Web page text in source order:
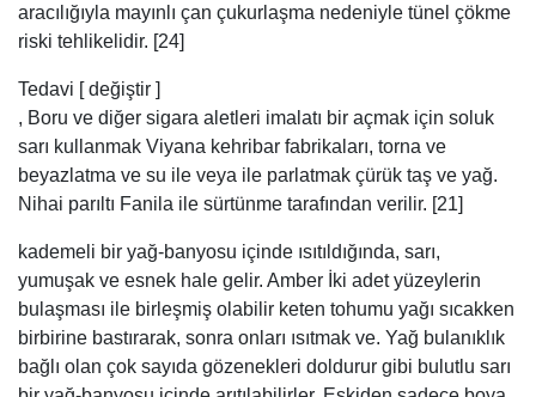
kademeli bir yağ-banyosu içinde ısıtıldığında, sarı,
bulaşması ile birleşmiş olabilir keten tohumu yağı sıcakken
birbirine bastırarak, sonra onları ısıtmak ve. Yağ bulanıklık
bağlı olan çok sayıda gözenekleri doldurur gibi bulutlu sarı
bir yağ-banyosu içinde arıtılabilirler. Eskiden sadece boya
atılır ya da kullanılan küçük parçaları, şimdi “ambroid” ya
kullanılmaktadır. [21]
Parçalar dikkatle Hava ihracı ile ısıtıldı ve daha sonra
yoğun bir hidrolik basınç ile homojen bir kütle haline
sıkıştırılmıştır, yumuşatılmış sarı bir metal plaka deliklerden